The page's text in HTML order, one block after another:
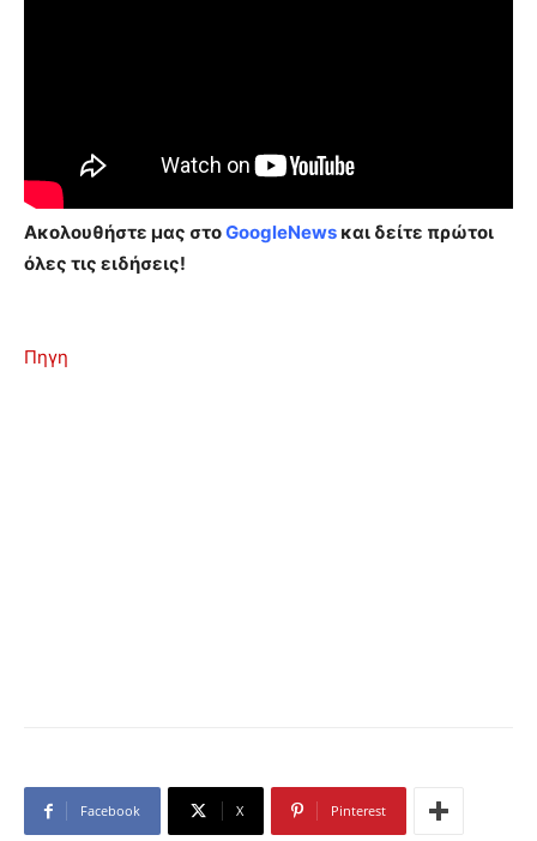
Ακολουθήστε μας στοGoogleNews και δείτε πρώτοι
όλες τις ειδήσεις!
Πηγη
Facebook X Pinterest